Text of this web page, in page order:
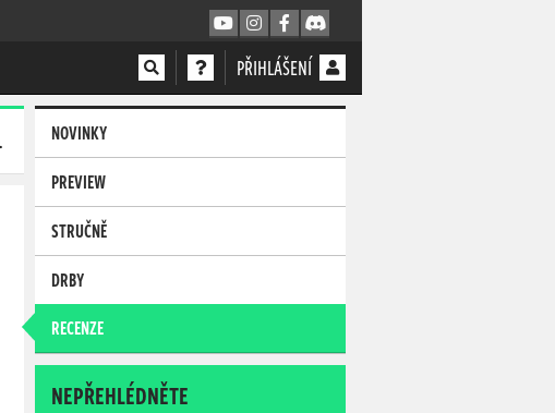
PŘIHLÁŠENÍ
NOVINKY
PREVIEW
STRUČNĚ
DRBY
RECENZE
NEPŘEHLÉDNĚTE